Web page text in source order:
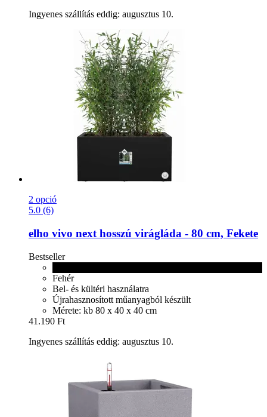
Ingyenes szállítás eddig: augusztus 10.
2 opció
5.0 (6)
elho vivo next hosszú virágláda -​ 80 cm, Fekete
Bestseller
Fehér
Bel- és kültéri használatra
Újrahasznosított műanyagból készült
Mérete: kb 80 x 40 x 40 cm
41.190 Ft
Ingyenes szállítás eddig: augusztus 10.